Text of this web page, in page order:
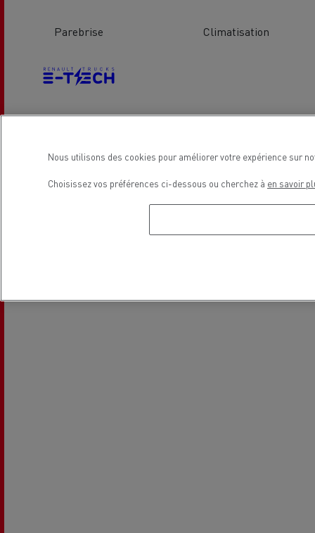
Parebrise Climatisation
Emplacement
Nous utilisons des cookies pour améliorer votre expérience sur
Choisissez vos préférences ci-dessous ou cherchez à en savoir